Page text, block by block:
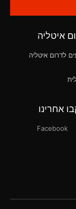
איטליה
לדרום איטליה
אחרינו
Facebook